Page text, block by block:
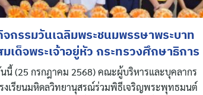
กรรมวันเฉลิมพระชนมพรรษาพระบาท
เด็จพระเจ้าอยู่หัว กระทรวงศึกษาธิการ
นี้ (25 กรกฎาคม 2568) คณะผู้บริหารและบุคลากร
งเรียนมหิดลวิทยานุสรณ์ร่วมพิธีเจริญพระพุทธมนต์